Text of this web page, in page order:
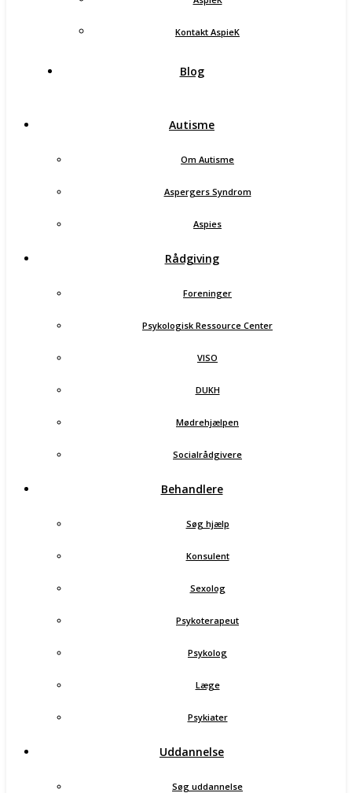
Kontakt AspieK
Blog
Autisme
Om Autisme
Aspergers Syndrom
Aspies
Rådgiving
Foreninger
Psykologisk Ressource Center
VISO
DUKH
Mødrehjælpen
Socialrådgivere
Behandlere
Søg hjælp
Konsulent
Sexolog
Psykoterapeut
Psykolog
Læge
Psykiater
Uddannelse
Søg uddannelse